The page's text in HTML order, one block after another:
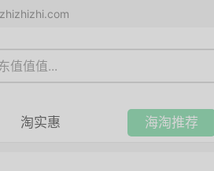
zhizhizhi.com
淘实惠 海淘推荐